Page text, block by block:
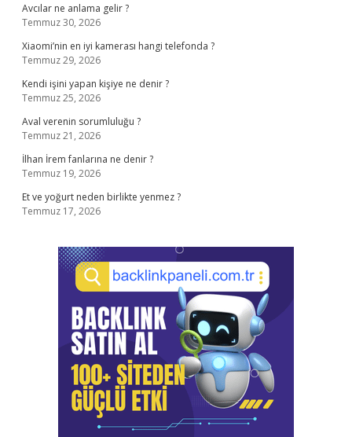
Avcılar ne anlama gelir ?
Temmuz 30, 2026
Xiaomi’nin en iyi kamerası hangi telefonda ?
Temmuz 29, 2026
Kendi işini yapan kişiye ne denir ?
Temmuz 25, 2026
Aval verenin sorumluluğu ?
Temmuz 21, 2026
İlhan İrem fanlarına ne denir ?
Temmuz 19, 2026
Et ve yoğurt neden birlikte yenmez ?
Temmuz 17, 2026